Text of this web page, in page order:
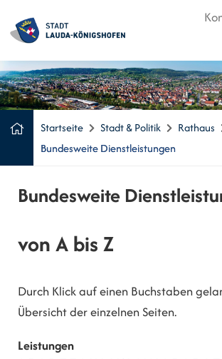
Startseite Stadt & Politik Rathaus
Bundesweite Dienstleistungen
Bundesweite
von A bis Z
Durch Klick auf einen Buchstaben
Übersicht der einzelnen Seiten.
Leistungen